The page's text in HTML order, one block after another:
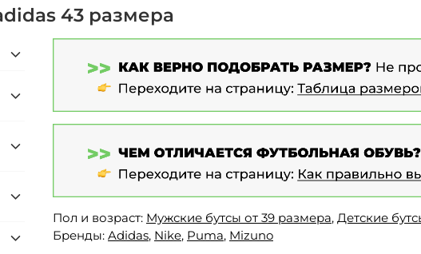
43 размера
Пол и возраст: Мужские бутсы от 39 размера, Детские
Бренды: Adidas, Nike, Puma, Mizuno